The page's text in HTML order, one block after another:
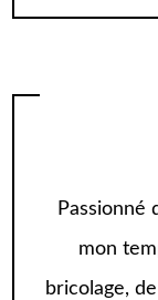
Passionné
mon
bricolage,